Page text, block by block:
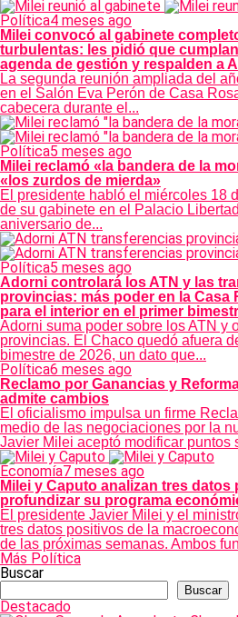
Política4 meses ago
Milei convocó al gabinete
turbulentas: les pidió que
agenda de gestión y respalden a
La segunda reunión ampliada del
en el Salón Eva Perón de Casa
cabecera durante el...
Política5 meses ago
Milei reclamó «la bandera de la
«los zurdos de mierda»
El presidente habló el miércoles 18
de su gabinete en el Palacio
aniversario de...
Política5 meses ago
Adorni controlará los ATN y las
provincias: más poder en la Casa
para el interior en el primer
Adorni suma poder sobre los ATN y
provincias. El Chaco quedó afuera
bimestre de 2026, un dato que...
Política6 meses ago
Reclamo por Ganancias y
admite cambios
El oficialismo impulsa un firme
medio de las negociaciones por la
Javier Milei aceptó modificar puntos
Economía7 meses ago
Milei y Caputo analizan tres
profundizar su programa
El presidente Javier Milei y el
tres datos positivos de la
de las próximas semanas. Ambos
Más Política
Buscar
Buscar
Destacado